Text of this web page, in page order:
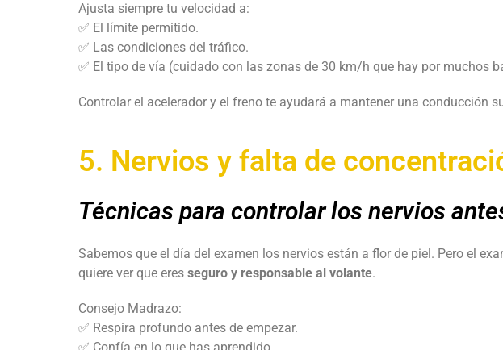
Ajusta siempre tu velocidad a:
✅ El límite permitido.
✅ Las condiciones del tráfico.
✅ El tipo de vía (cuidado con las zonas de 30 km/h que hay por muchos
Controlar el acelerador y el freno te ayudará a mantener una conducción
5. Nervios y falta de
Técnicas para controlar los nervios
Sabemos que el día del examen los nervios están a flor de piel. Pero el
quiere ver que eres seguro y responsable al volante.
Consejo Madrazo:
✅ Respira profundo antes de empezar.